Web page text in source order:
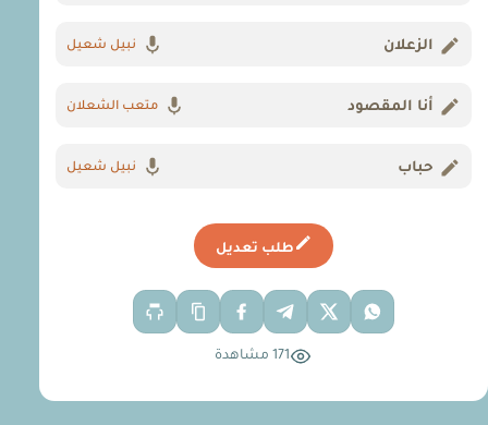
الزعلان نبيل شعيل
أنا المقصود متعب الشعلان
حباب نبيل شعيل
طلب تعديل
171 مشاهدة